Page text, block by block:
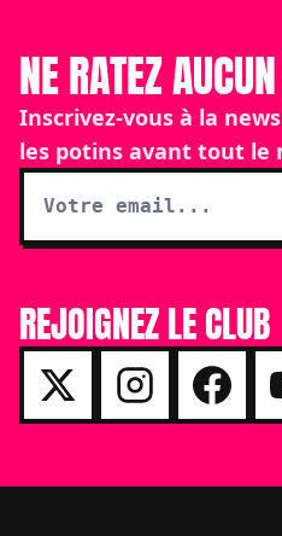
NE RATEZ
Inscrivez-vous à la
les potins avant tout le
REJOIGNEZ LE CLUB